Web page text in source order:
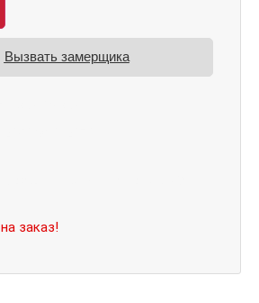
Вызвать замерщика
на заказ!